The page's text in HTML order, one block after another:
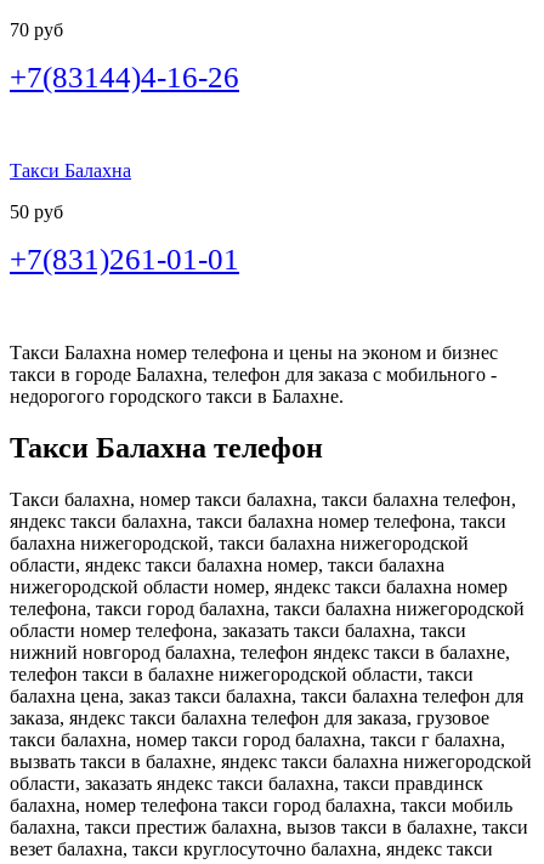
70 руб
+7(83144)4-16-26
Такси Балахна
50 руб
+7(831)261-01-01
Такси Балахна номер телефона и цены на эконом и бизнес
такси в городе Балахна, телефон для заказа с мобильного -
недорогого городского такси в Балахне.
Такси Балахна телефон
Такси балахна, номер такси балахна, такси балахна телефон,
яндекс такси балахна, такси балахна номер телефона, такси
балахна нижегородской, такси балахна нижегородской
области, яндекс такси балахна номер, такси балахна
нижегородской области номер, яндекс такси балахна номер
телефона, такси город балахна, такси балахна нижегородской
области номер телефона, заказать такси балахна, такси
нижний новгород балахна, телефон яндекс такси в балахне,
телефон такси в балахне нижегородской области, такси
балахна цена, заказ такси балахна, такси балахна телефон для
заказа, яндекс такси балахна телефон для заказа, грузовое
такси балахна, номер такси город балахна, такси г балахна,
вызвать такси в балахне, яндекс такси балахна нижегородской
области, заказать яндекс такси балахна, такси правдинск
балахна, номер телефона такси город балахна, такси мобиль
балахна, такси престиж балахна, вызов такси в балахне, такси
везет балахна, такси круглосуточно балахна, яндекс такси